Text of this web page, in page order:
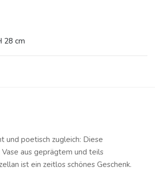
28 cm
und poetisch zugleich: Diese
aus geprägtem und teils
ist ein zeitlos schönes Geschenk.